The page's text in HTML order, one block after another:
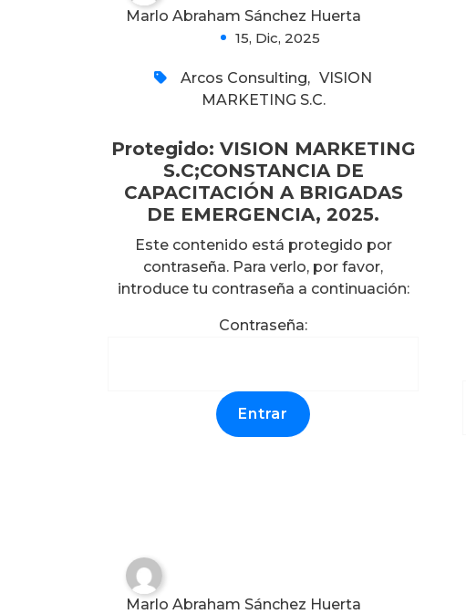
Marlo Abraham Sánchez Huerta
15, Dic, 2025
Arcos Consulting, VISION
MARKETING S.C.
Protegido: VISION MARKETING
S.C;CONSTANCIA DE
CAPACITACIÓN A BRIGADAS
DE EMERGENCIA, 2025.
Este contenido está protegido por
contraseña. Para verlo, por favor,
introduce tu contraseña a continuación:
Contraseña:
Protegido: CULTIVO DE
HABILIDADES
LABORALES (FORMATO
Marlo Abraham Sánchez Huerta